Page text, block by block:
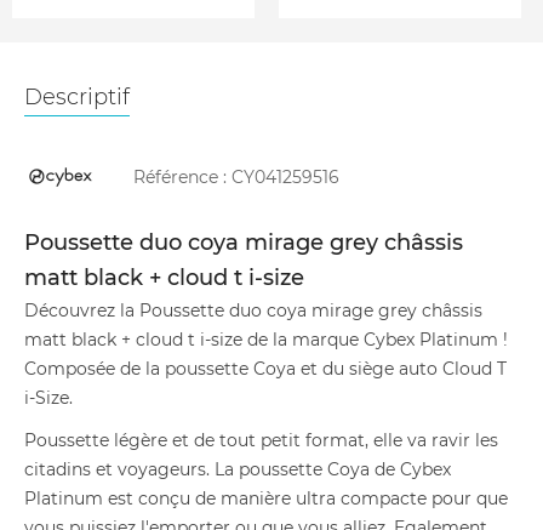
Descriptif
Référence : CY041259516
Poussette duo coya mirage grey châssis
matt black + cloud t i-size
Découvrez la Poussette duo coya mirage grey châssis
matt black + cloud t i-size de la marque Cybex Platinum !
Composée de la poussette Coya et du siège auto Cloud T
i-Size.
Poussette légère et de tout petit format, elle va ravir les
citadins et voyageurs. La poussette Coya de Cybex
Platinum est conçu de manière ultra compacte pour que